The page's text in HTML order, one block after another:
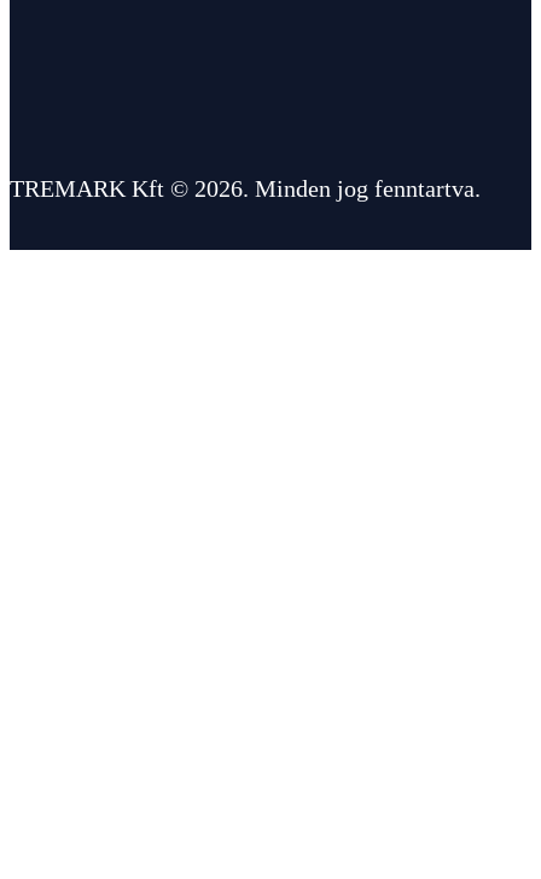
TREMARK Kft © 2026. Minden jog fenntartva.